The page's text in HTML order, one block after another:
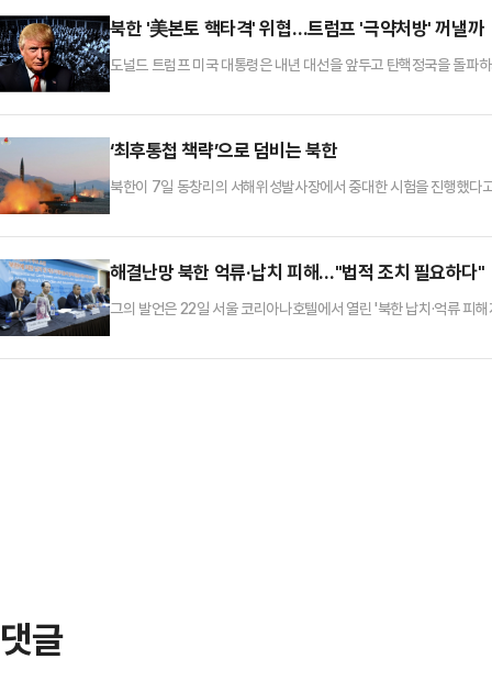
북한 '美본토 핵타격' 위협…트럼프 '극약처방' 꺼낼까
도널드 트럼프 미국 대통령은 내년 대선을 앞두고 탄핵정국을 돌
‘최후통첩 책략’으로 덤비는 북한
북한이 7일 동창리의 서해위성발사장에서 중대한 시험을 진행했다
해결난망 북한 억류·납치 피해…"법적 조치 필요하다"
그의 발언은 22일 서울 코리아나호텔에서 열린 '북한 납치·억류 피
댓글